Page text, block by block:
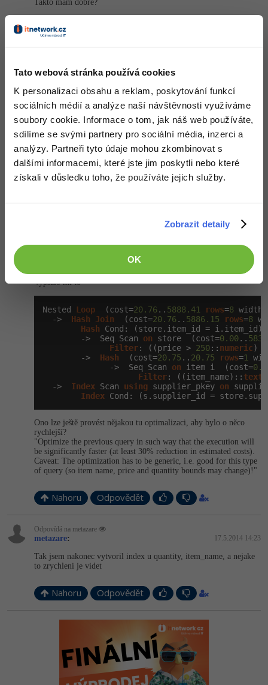
Tato webová stránka používá cookies
K personalizaci obsahu a reklam, poskytování funkcí
sociálních médií a analýze naší návštěvnosti využíváme
soubory cookie. Informace o tom, jak náš web používáte,
sdílíme se svými partnery pro sociální média, inzerci a
analýzy. Partneři tyto údaje mohou zkombinovat s
dalšími informacemi, které jste jim poskytli nebo které
získali v důsledku toho, že používáte jejich služby.
Zobrazit detaily
OK
Kybernetická bezpečnost
Elektronický podpis
Fórum
Fórum
Takto mám dobře?
Nahoru
Drahomír Hanák:
Téměř. Zadání je vypsat název dodavatele, množství a cenu. Je
teda potřeba ještě získat jméno dodavatele:
SELECT s.supplier_name, store.price,
JOIN item i ON
JOIN
supplier s
ON
WHERE i.item_name = 'kufr' AND store.price >
Mimochodem, na tomhle dotazu je EXPLAIN už mnohem
17.5.2014 9:04
Vypsalo mi to
Nested Loop
  (cost=
20.76 .. 5888.41 rows=8 width=
  ->
Hash Join
  (cost=
20.76.. 5886.15 rows=8
Hash Cond: (store.item_id = i.item_id)
        ->  Seq Scan
on store  (cost=0.00..
Filter: ((price > 250:: numeric)
        ->
Hash
  (cost=
20.75 .. 20.75 rows=1
              ->  Seq Scan
on item i  (cost=
Filter: ((item_name):: text
  ->
Index Scan using supplier_pkey on
Index Cond: (s.supplier_id =
Ono lze ještě provést nějakou tu optimalizaci, aby bylo o něco
rychlejší?
"Optimize the previous query in such way that the execution will
be significantly faster (at least 30% reduction in estimated costs).
Caveat: The optimization has to be generic, i.e. good for this type
of query (so item name, price and quantity bounds may change)!"
Nahoru Odpovědět
Odpovídá na metazare
metazare: 17.5.2014 14:23
Tak jsem nakonec vytvoril index u quantity, item_name, a nejake
to zrychleni je videt
Nahoru Odpovědět